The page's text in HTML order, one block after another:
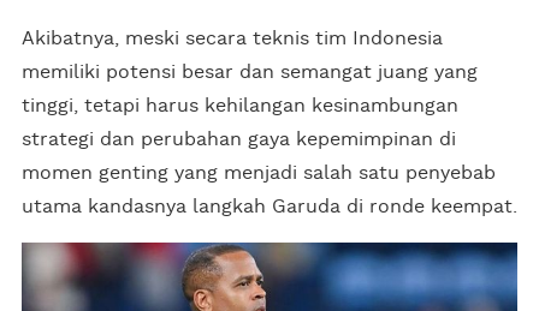
Akibatnya, meski secara teknis tim Indonesia
memiliki potensi besar dan semangat juang yang
tinggi, tetapi harus kehilangan kesinambungan
strategi dan perubahan gaya kepemimpinan di
momen genting yang menjadi salah satu penyebab
utama kandasnya langkah Garuda di ronde keempat.